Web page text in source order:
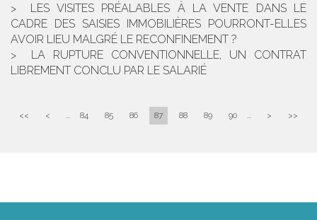
LES VISITES PRÉALABLES À LA VENTE DANS LE
CADRE DES SAISIES IMMOBILIÈRES POURRONT-ELLES
AVOIR LIEU MALGRÉ LE RECONFINEMENT ?
LA RUPTURE CONVENTIONNELLE, UN CONTRAT
LIBREMENT CONCLU PAR LE SALARIÉ
<< < ... 84 85 86 87 88 89 90 ... > >>